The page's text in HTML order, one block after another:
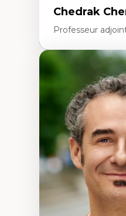
Chedrak
Professeur
Économie
Modèles
Histoire des faits
Gestion durable
Écologie
Aménagement
Développement
Coopératives
Télétravail en
Transition socio-